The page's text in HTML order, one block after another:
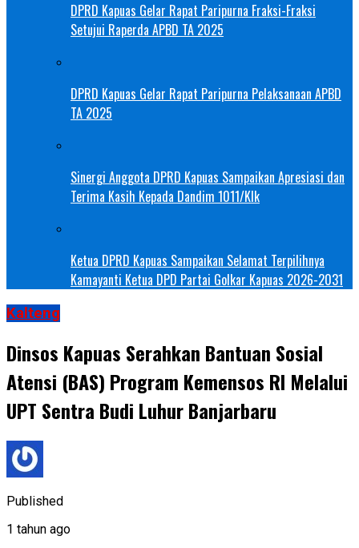
DPRD Kapuas Gelar Rapat Paripurna Fraksi-Fraksi
Setujui Raperda APBD TA 2025
DPRD Kapuas Gelar Rapat Paripurna Pelaksanaan APBD
TA 2025
Sinergi Anggota DPRD Kapuas Sampaikan Apresiasi dan
Terima Kasih Kepada Dandim 1011/Klk
Ketua DPRD Kapuas Sampaikan Selamat Terpilihnya
Kamayanti Ketua DPD Partai Golkar Kapuas 2026-2031
Kalteng
Dinsos Kapuas Serahkan Bantuan Sosial
Atensi (BAS) Program Kemensos RI Melalui
UPT Sentra Budi Luhur Banjarbaru
Published
1 tahun ago